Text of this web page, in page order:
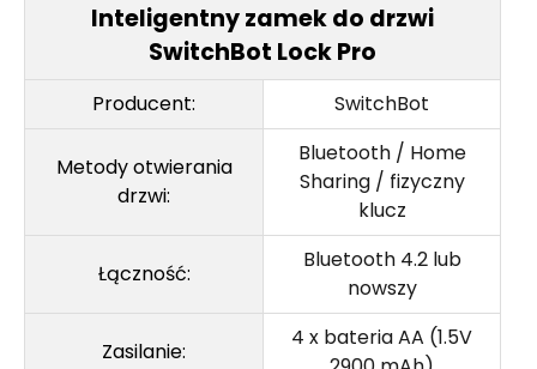
Inteligentny zamek do drzwi
SwitchBot Lock Pro
Producent: SwitchBot
Metody otwierania
drzwi:
Bluetooth / Home
Sharing / fizyczny
klucz
Łączność:
Bluetooth 4.2 lub
nowszy
Zasilanie:
4 x bateria AA (1.5V